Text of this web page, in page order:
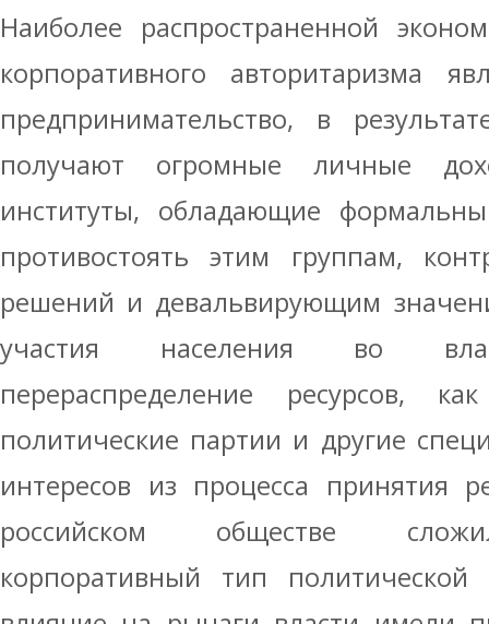
Наиболее распространенной
корпоративного авторитаризма
предпринимательство, в
получают огромные личные
институты, обладающие
противостоять этим группам,
решений и девальвирующим
участия населения во
перераспределение ресурсов,
политические партии и другие
интересов из процесса принятия
российском обществе
корпоративный тип